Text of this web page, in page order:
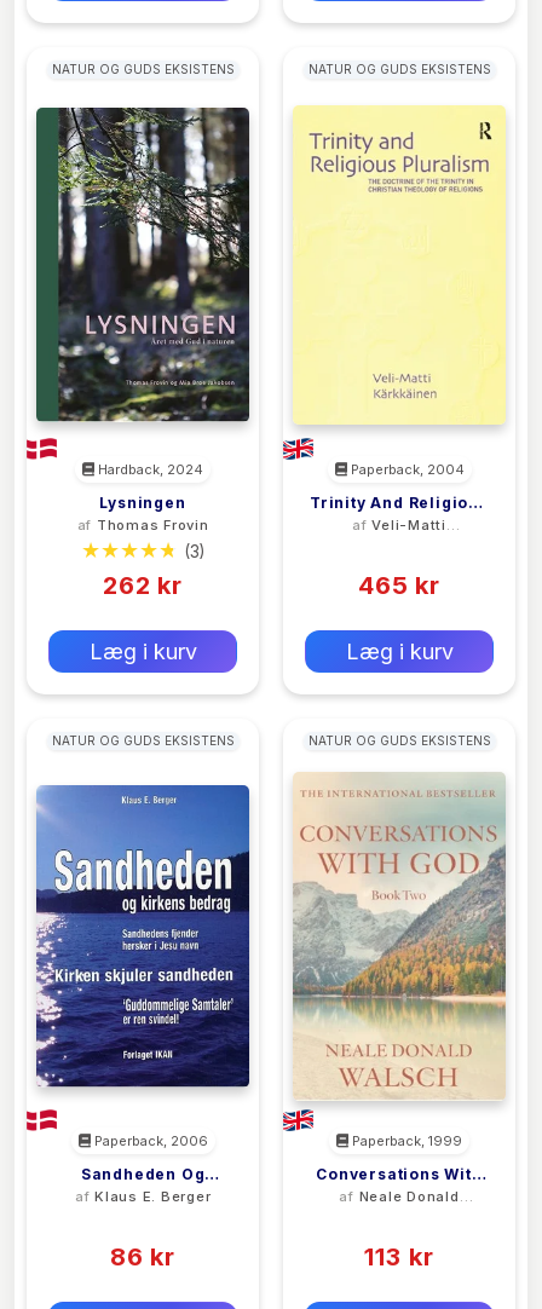
NATUR OG GUDS EKSISTENS
Hardback, 2024
Lysningen
af Thomas Frovin
(3)
262 kr
Læg i kurv
NATUR OG GUDS EKSISTENS
Paperback, 2004
Trinity And Religious
Pluralism
afVeli-Matti
465 kr
Læg i kurv
NATUR OG GUDS EKSISTENS
Paperback, 2006
Sandheden Og
Kirkens Bedrag
af Klaus E. Berger
86 kr
NATUR OG GUDS EKSISTENS
Paperback, 1999
Conversations With
God - Book 2
af Neale Donald
113 kr